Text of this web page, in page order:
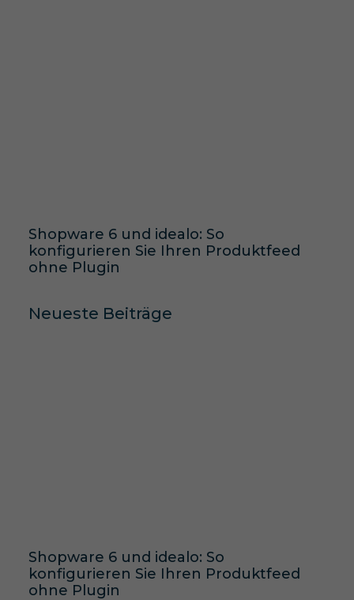
Shopware 6 und idealo: So
konfigurieren Sie Ihren Produktfeed
ohne Plugin
Neueste Beiträge
Shopware 6 und idealo: So
konfigurieren Sie Ihren Produktfeed
ohne Plugin